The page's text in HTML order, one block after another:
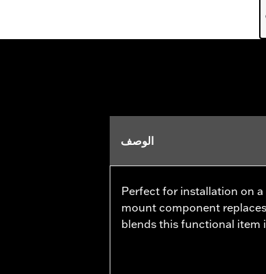
الوصف
Perfect for installation on
mount component
blends this functional item